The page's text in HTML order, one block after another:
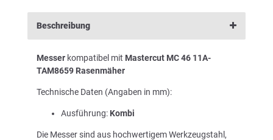
Beschreibung
Messer kompatibel mit Mastercut MC 46 11A-
TAM8659 Rasenmäher
Technische Daten (Angaben in mm):
Ausführung: Kombi
Die Messer sind aus hochwertigem Werkzeugstahl,